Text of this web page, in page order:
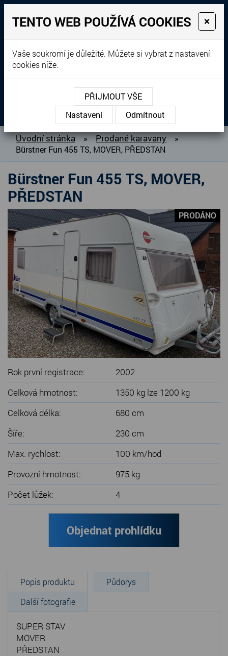
Prodej, dovoz, výkup a
pronájem karavanů
+420 604 760 364
MENU
O NÁS
BAZAR KARAVANŮ
PRODANÉ KARAVANY
PŮJČOVNA KARAVANŮ
DOPLŇKY PRO KARAVANY
SERVIS KARAVANŮ
KONTAKT
Úvodní stránka » Prodané karavany
»
Bürstner Fun 455 TS, MOVER, PŘEDSTAN
Bürstner Fun 455 TS, MOVER,
PŘEDSTAN
PRODÁNO
Rok první registrace:
2002
Celková hmotnost:
1350 kg lze 1200 kg
Celková délka:
680 cm
Šíře:
230 cm
Max. rychlost:
100 km/hod
Provozní hmotnost:
975 kg
Počet lůžek:
4
Objednat prohlídku
Popis produktu
Půdorys
Další fotografie
SUPER STAV
MOVER
PŘEDSTAN
TENTO WEB POUŽÍVÁ COOKIES ×
Vaše soukromí je důležité. Můžete si vybrat z nastavení
cookies níže.
PŘIJMOUT VŠE
Nastavení
Odmítnout